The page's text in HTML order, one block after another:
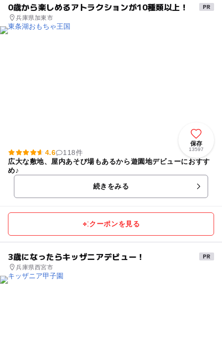
0歳から楽しめるアトラクションが10種類以上！
兵庫県加東市
保存
13597
4.6
118件
広大な敷地、屋内あそび場もあるから遊園地デビューにおすす
め♪
続きをみる
クーポンを見る
3歳になったらキッザニアデビュー！
兵庫県西宮市